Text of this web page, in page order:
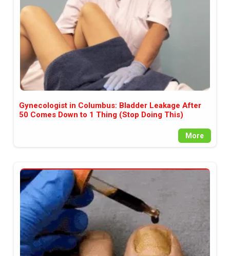
Gynecologist in Columbus: Bladder Leakage After
50 Comes Down to 1 Thing (Stop Doing This)
More